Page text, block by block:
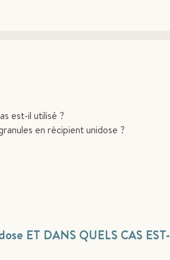
est-il utilisé ?
en récipient unidose ?
ET DANS QUELS CAS EST-